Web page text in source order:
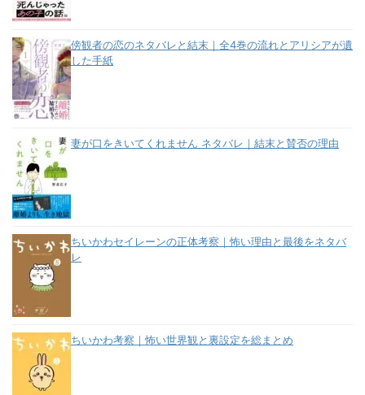
傍観者の恋のネタバレと結末｜全4巻の流れとアリシアが遺
した手紙
妻が口をきいてくれません ネタバレ｜結末と賛否の理由
ちいかわセイレーンの正体考察｜怖い理由と最後をネタバ
レ
ちいかわ考察｜怖い世界観と裏設定を総まとめ